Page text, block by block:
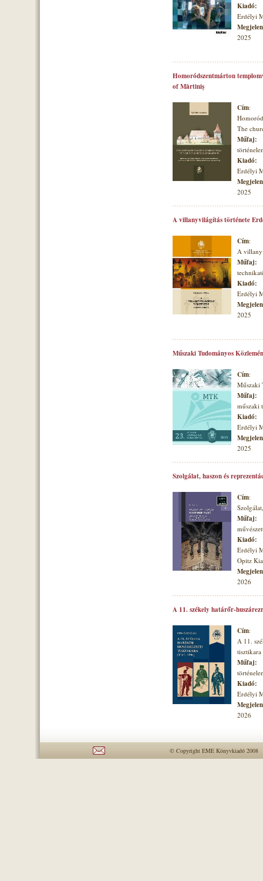
Kiadó:
Erdélyi
2025
Homoródszentmárton
of Mărtiniş
Cím:
The
Műfaj:
Kiadó:
Erdélyi
2025
A villanyvilágítás története
Cím:
A
Műfaj:
Kiadó:
Erdélyi
2025
Műszaki Tudományos
Cím:
Műszaki
Műfaj:
műszaki
Kiadó:
Erdélyi
2025
Szolgálat, haszon és
Cím:
Műfaj:
Kiadó:
Erdélyi
Opitz
2026
A 11. székely határőr-
Cím:
A 11.
tisztikara
Műfaj:
Kiadó:
Erdélyi
2026
© Copyright EME Könyvkiadó 2008